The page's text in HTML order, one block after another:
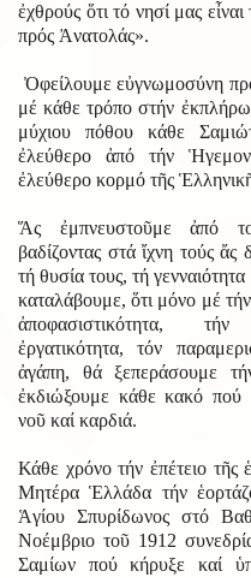
ἐχθρούς ὅτι τό νησί μας
πρός Ἀνατολάς».
Ὀφείλουμε εὐγνωμοσύνη
μέ κάθε τρόπο στήν
μύχιου πόθου κάθε
ἐλεύθερο ἀπό τήν
ἐλεύθερο κορμό τῆς
Ἅς ἐμπνευστοῦμε ἀπό
βαδίζοντας στά ἴχνη τούς
τή θυσία τους, τή
καταλάβουμε, ὅτι μόνο μέ
ἀποφασιστικότητα,
ἐργατικότητα, τόν
ἀγάπη, θά ξεπεράσουμε
ἐκδιώξουμε κάθε κακό πού
νοῦ καί καρδιά.
Κάθε χρόνο τήν ἐπέτειο
Μητέρα Ἑλλάδα τήν
Ἁγίου Σπυρίδωνος στό
Νοέμβριο τοῦ 1912
Σαμίων πού κήρυξε καί